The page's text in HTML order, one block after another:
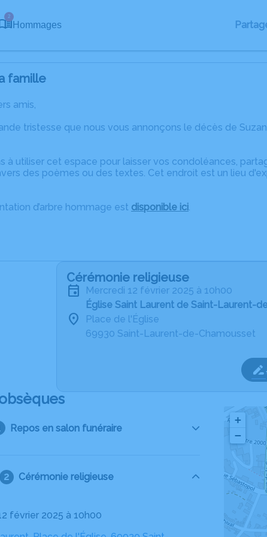
2
Hommages
famille
amis,
tristesse que nous vous annonçons le décès de
à utiliser cet espace pour laisser vos condoléances,
des poèmes ou des textes. Cet endroit est un lieu
d’arbre hommage est disponible ici.
Cérémonie religieuse
mercredi 12 février 2025 à 10h00
Église Saint Laurent de Saint-Laurent-
Place de l'Église
69930 Saint-Laurent-de-Chamousset
Repos en salon funéraire
Cérémonie religieuse
12 février 2025 à 10h00
+
−